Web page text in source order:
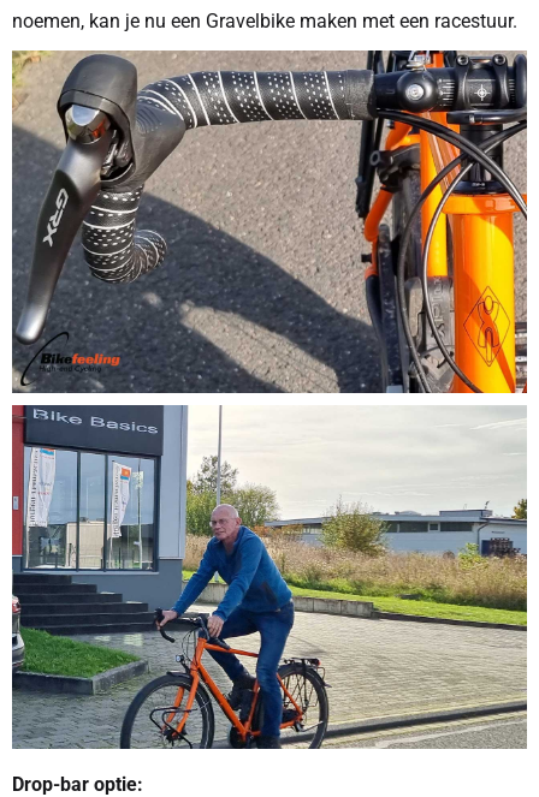
noemen, kan je nu een Gravelbike maken met een racestuur.
Drop-bar optie: